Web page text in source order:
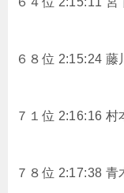
６８位 2:15:24 藤
７１位 2:16:16 村
７８位 2:17:38 青